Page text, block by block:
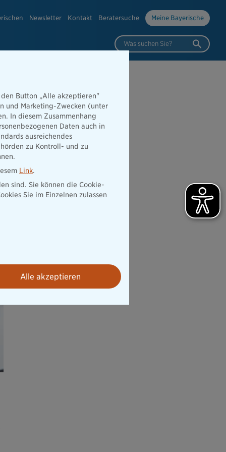
Newsletter Kontakt Beratersuche Meine Bayerische
Was suchen Sie?
Life
Button „Alle akzeptieren"
und Marketing-Zwecken (unter
In diesem Zusammenhang
Daten auch in
ausreichendes
zu Kontroll- und zu
Link.
sind. Sie können die Cookie-
Sie im Einzelnen zulassen
Alle akzeptieren